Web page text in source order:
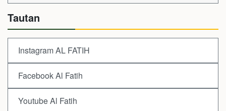
Tautan
Instagram AL FATIH
Facebook Al Fatih
Youtube Al Fatih